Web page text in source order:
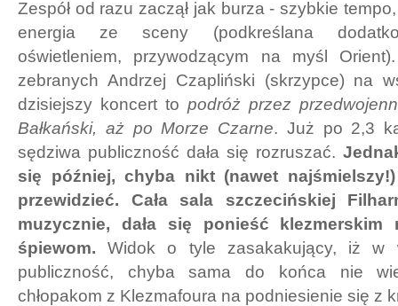
Zespół od razu zaczął jak burza - szybkie
energia ze sceny (podkreślana
oświetleniem, przywodzącym na myśl
zebranych Andrzej Czapliński (skrzypce) na
dzisiejszy koncert to podróż przez
Bałkański, aż po Morze Czarne. Już po 2,3
sędziwa publiczność dała się rozruszać.
się później, chyba nikt (nawet
przewidzieć. Cała sala szczecińskiej
muzycznie, dała się ponieść
śpiewom.Widok o tyle zasakakujący, iż w
publiczność, chyba sama do końca nie
chłopakom z Klezmafoura na podniesienie się z